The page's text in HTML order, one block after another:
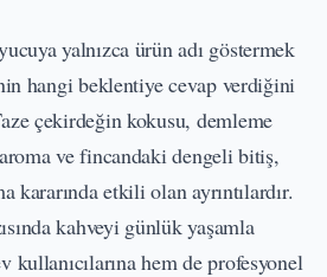
yalnızca ürün adı göstermek
hangi beklentiye cevap verdiğini
çekirdeğin kokusu, demleme
aroma ve fincandaki dengeli bitiş,
kararında etkili olan ayrıntılardır.
kahveyi günlük yaşamla
hem de profesyonel